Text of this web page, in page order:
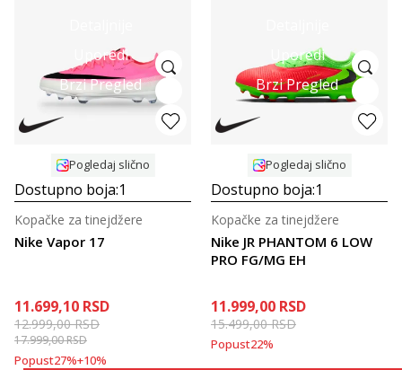
Uporedi
Brzi Pregled
Pogledaj slično
Dostupno boja:1
Nike Vapor 17
Kopačke za tinejdžere
11.699,10 RSD
12.999,00RSD
17.999,00RSD
Popust27%+10%
Uporedi
Brzi Pregled
Pogledaj slično
Dostupno boja:1
Nike JR PHANTOM 6 LOW
PRO FG/MG EH
Kopačke za tinejdžere
11.999,00 RSD
15.499,00RSD
Popust22%